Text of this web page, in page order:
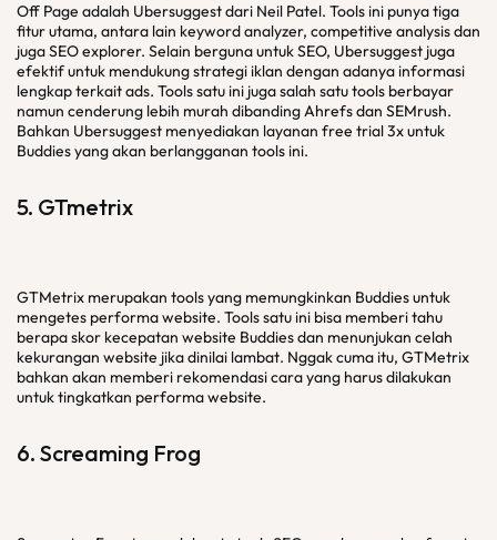
Off Page adalah Ubersuggest dari Neil Patel. Tools ini punya tiga
fitur utama, antara lain keyword analyzer, competitive analysis dan
juga SEO explorer. Selain berguna untuk SEO, Ubersuggest juga
efektif untuk mendukung strategi iklan dengan adanya informasi
lengkap terkait ads. Tools satu ini juga salah satu tools berbayar
namun cenderung lebih murah dibanding Ahrefs dan SEMrush.
Bahkan Ubersuggest menyediakan layanan free trial 3x untuk
Buddies yang akan berlangganan tools ini.
5. GTmetrix
GTMetrix merupakan tools yang memungkinkan Buddies untuk
mengetes performa website. Tools satu ini bisa memberi tahu
berapa skor kecepatan website Buddies dan menunjukan celah
kekurangan website jika dinilai lambat. Nggak cuma itu, GTMetrix
bahkan akan memberi rekomendasi cara yang harus dilakukan
untuk tingkatkan performa website.
6. Screaming Frog